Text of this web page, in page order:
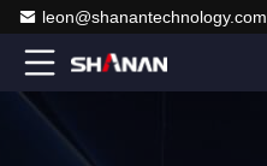
leon@shanantechnology.com